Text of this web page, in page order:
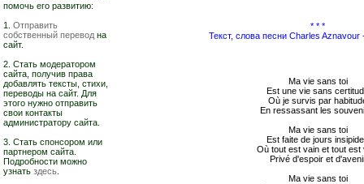
помочь его развитию:
1. Отправить
собственный перевод на
сайт.
2. Стать модератором
сайта, получив права
добавлять тексты, стихи,
переводы на сайт. Для
этого нужно отправить
свои контакты
администратору сайта.
3. Стать спонсором или
партнером сайта.
Подробности можно
узнать здесь
* * *
Текст, слова песни Charles Aznavour
Ma vie sans toi
Est une vie sans
Où je survis par
En ressassant les
Ma vie sans toi
Est faite de jours
Où tout est vain et tout est
Privé d'espoir et
Ma vie sans toi